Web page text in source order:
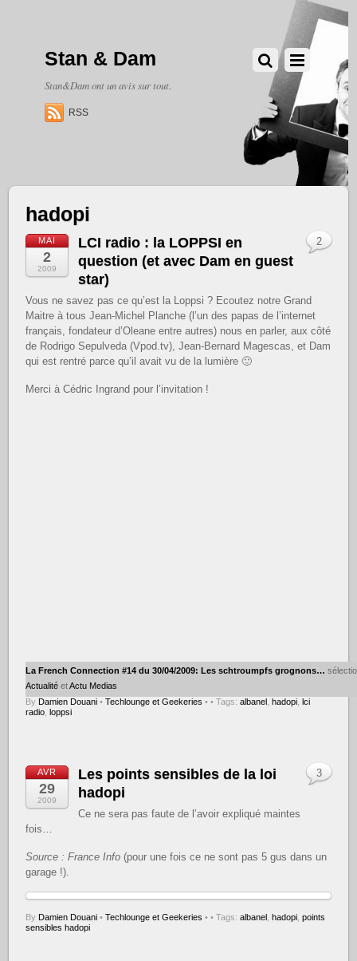
Stan & Dam
Stan&Dam ont un avis sur tout.
RSS
hadopi
MAI
2
2009
LCI radio : la LOPPSI en
question (et avec Dam en guest
star)
Vous ne savez pas ce qu’est la Loppsi ? Ecoutez notre Grand
Maitre à tous Jean-Michel Planche (l’un des papas de l’internet
français, fondateur d’Oleane entre autres) nous en parler, aux côté
de Rodrigo Sepulveda (Vpod.tv), Jean-Bernard Magescas, et Dam
qui est rentré parce qu’il avait vu de la lumière 🙂
Merci à Cédric Ingrand pour l’invitation !
La French Connection #14 du 30/04/2009: Les schtroumpfs grognons…
Actualité etActu Medias
By Damien Douani • Techlounge et Geekeries •
2
• Tags:albanel hadopi
lci
radio
loppsi
AVR
29
2009
Les points sensibles de la loi
hadopi
Ce ne sera pas faute de l’avoir expliqué maintes
fois…
Source : France Info (pour une fois ce ne sont pas 5 gus dans un
garage !).
By Damien Douani • Techlounge et Geekeries •
3
• Tags:albanel ,hadopi ,points
sensibles hadopi